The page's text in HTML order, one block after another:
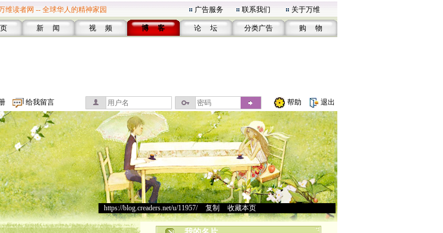
维读者网 -- 全球华人的精神家园 广告服务 联系我们 关于万维
新 闻 视 频 博 客 论 坛 分类广告 购 物
给我留言 帮助 退出
https://blog.creaders.net/u/11957/> 复制 收藏本页